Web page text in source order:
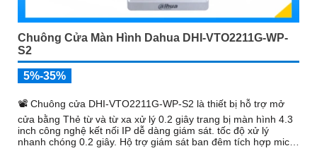
Chuông Cửa Màn Hình Dahua DHI-VTO2211G-WP-
S2
5%-35%
📽 Chuông cửa DHI-VTO2211G-WP-S2 là thiết bị hỗ trợ mở
cửa bằng Thẻ từ và từ xa xử lý 0.2 giây trang bị màn hình 4.3
inch công nghệ kết nối IP dễ dàng giám sát. tốc độ xử lý
nhanh chóng 0.2 giây. Hộ trợ giám sát ban đêm tích hợp mic